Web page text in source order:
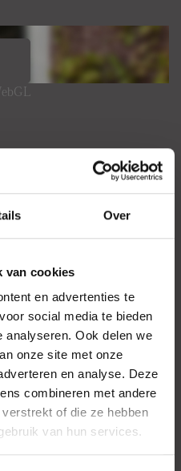
Over
van cookies
en advertenties te
social media te bieden
analyseren. Ook delen we
onze site met onze
en analyse. Deze
combineren met andere
of die ze hebben
van hun services.